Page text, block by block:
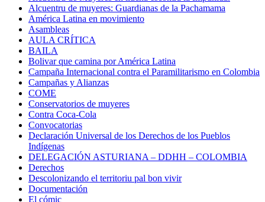
Alcuentru de muyeres: Guardianas de la Pachamama
América Latina en movimiento
Asambleas
AULA CRÍTICA
BAILA
Bolivar que camina por América Latina
Campaña Internacional contra el Paramilitarismo en Colombia
Campañas y Alianzas
COME
Conservatorios de muyeres
Contra Coca-Cola
Convocatorias
Declaración Universal de los Derechos de los Pueblos
Indígenas
DELEGACIÓN ASTURIANA – DDHH – COLOMBIA
Derechos
Descolonizando el territoriu pal bon vivir
Documentación
El cómic